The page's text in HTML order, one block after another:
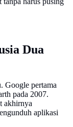
Dua
Google pertama
pada 2007.
akhirnya
aplikasi